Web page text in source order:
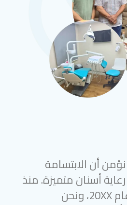
أن الابتسامة
أسنان متميزة. منذ
تأسيس عيادتنا عام 20XX، ونحن